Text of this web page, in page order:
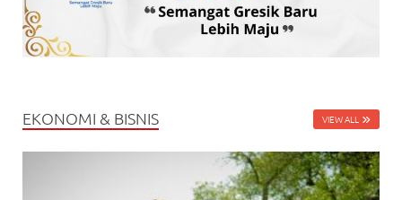
EKONOMI & BISNIS VIEW ALL